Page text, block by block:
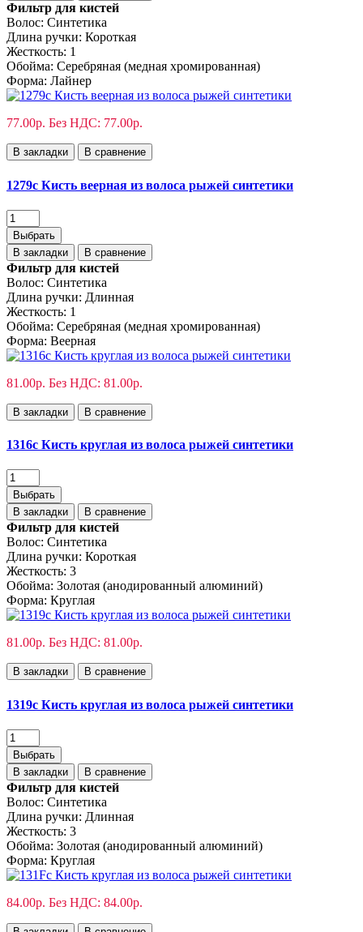
Фильтр для кистей
Волос: Синтетика
Длина ручки: Короткая
Жесткость: 1
Обойма: Cеребряная (медная хромированная)
Форма: Лайнер
77.00р. Без НДС: 77.00р.
В закладки В сравнение
1279с Кисть веерная из волоса рыжей синтетики
Выбрать
В закладки
В сравнение
Фильтр для кистей
Волос: Синтетика
Длина ручки: Длинная
Жесткость: 1
Обойма: Cеребряная (медная хромированная)
Форма: Веерная
81.00р. Без НДС: 81.00р.
В закладки В сравнение
1316c Кисть круглая из волоса рыжей синтетики
Выбрать
В закладки
В сравнение
Фильтр для кистей
Волос: Синтетика
Длина ручки: Короткая
Жесткость: 3
Обойма: Золотая (анодированный алюминий)
Форма: Круглая
81.00р. Без НДС: 81.00р.
В закладки В сравнение
1319с Кисть круглая из волоса рыжей синтетики
Выбрать
В закладки
В сравнение
Фильтр для кистей
Волос: Синтетика
Длина ручки: Длинная
Жесткость: 3
Обойма: Золотая (анодированный алюминий)
Форма: Круглая
84.00р. Без НДС: 84.00р.